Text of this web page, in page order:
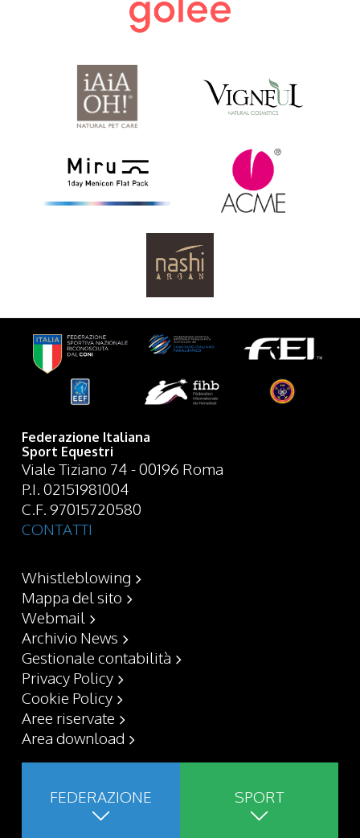
Federazione Italiana
Sport Equestri
Viale Tiziano 74 - 00196 Roma
P.I. 02151981004
C.F. 97015720580
CONTATTI
Whistleblowing
Mappa del sito
Webmail
Archivio News
Gestionale contabilità
Privacy Policy
Cookie Policy
Aree riservate
Area download
FEDERAZIONE SPORT